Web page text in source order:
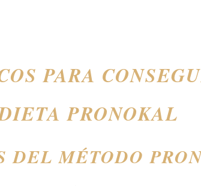
PARA
PRONOKAL
DEL MÉTODO